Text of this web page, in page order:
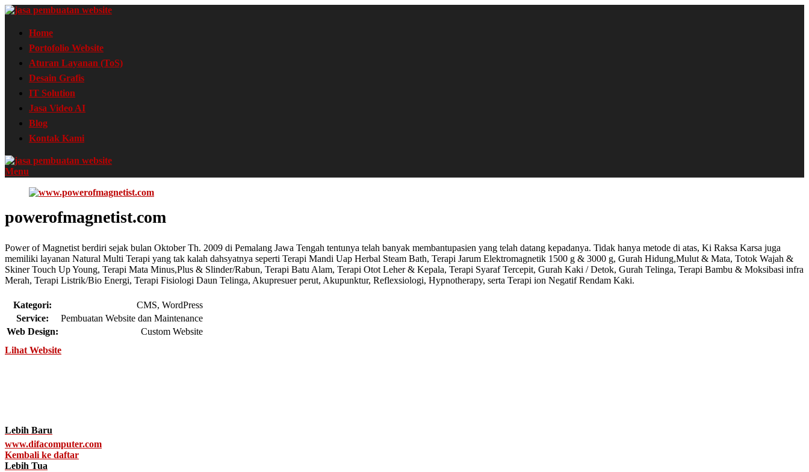
Home
Portofolio Website
Aturan Layanan (ToS)
Desain Grafis
IT Solution
Jasa Video AI
Blog
Kontak Kami
Menu
powerofmagnetist.com
Power of Magnetist berdiri sejak bulan Oktober Th. 2009 di Pemalang Jawa Tengah tentunya telah banyak membantupasien yang telah datang kepadanya. Tidak hanya metode di atas, Ki Raksa Karsa juga
memiliki layanan Natural Multi Terapi yang tak kalah dahsyatnya seperti Terapi Mandi Uap Herbal Steam Bath, Terapi Jarum Elektromagnetik 1500 g & 3000 g, Gurah Hidung,Mulut & Mata, Totok Wajah &
Skiner Touch Up Young, Terapi Mata Minus,Plus & Slinder/Rabun, Terapi Batu Alam, Terapi Otot Leher & Kepala, Terapi Syaraf Tercepit, Gurah Kaki / Detok, Gurah Telinga, Terapi Bambu & Moksibasi infra
Merah, Terapi Listrik/Bio Energi, Terapi Fisiologi Daun Telinga, Akupresuer perut, Akupunktur, Reflexsiologi, Hypnotherapy, serta Terapi ion Negatif Rendam Kaki.
Kategori:
CMS, WordPress
Service:
Pembuatan Website dan Maintenance
Web Design:
Custom Website
Lihat Website
Lebih Baru
www.difacomputer.com
Kembali ke daftar
Lebih Tua